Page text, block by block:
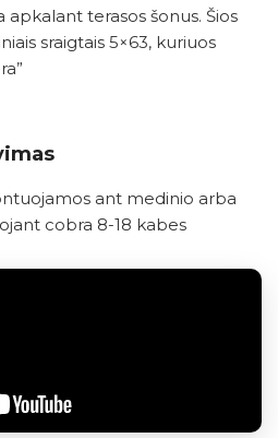
terasos šonus. Šios
sraigtais 5×63, kuriuos
ant medinio arba
cobra 8-18 kabes